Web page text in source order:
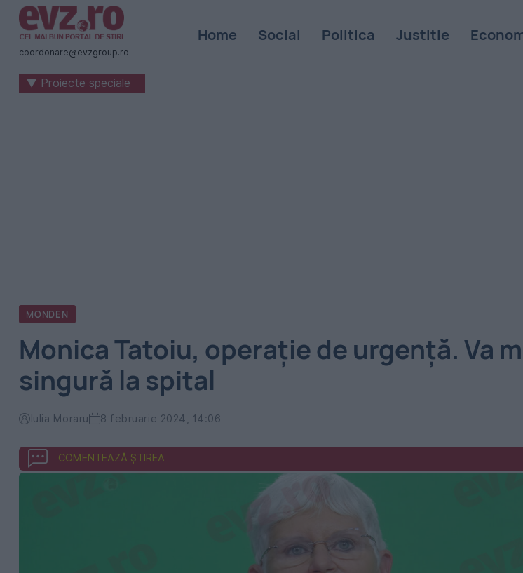
Știri
naționale
internaționale
coordonare@evzgroup.ro
Home Social Politica Justitie
▼ Proiecte speciale
MONDEN
Monica Tatoiu, operație de urgență. Va
singură la spital
Iulia Moraru 8 februarie 2024, 14:06
COMENTEAZĂ ȘTIREA